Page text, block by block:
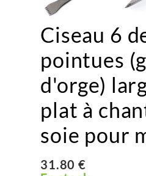
Ciseau 6
pointues
d'orge)
plat à
soie pour
31.80 €